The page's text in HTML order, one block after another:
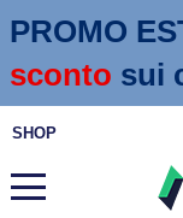
PROMO
sconto sui
SHOP